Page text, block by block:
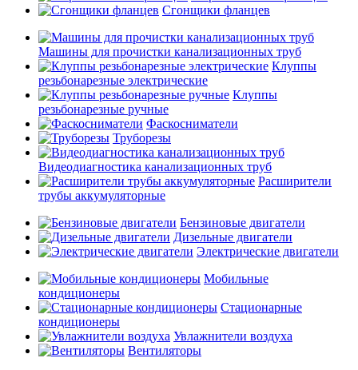
Сгонщики фланцев
Машины для прочистки канализационных труб
Клуппы
резьбонарезные электрические
Клуппы
резьбонарезные ручные
Фаскосниматели
Труборезы
Видеодиагностика канализационных труб
Расширители
трубы аккумуляторные
Бензиновые двигатели
Дизельные двигатели
Электрические двигатели
Мобильные
кондиционеры
Стационарные
кондиционеры
Увлажнители воздуха
Вентиляторы